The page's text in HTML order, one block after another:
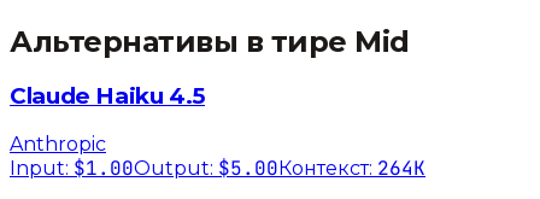
Альтернативы в тире Mid
Claude Haiku 4.5
Anthropic
Input: $1.00Output: $5.00Контекст: 264K